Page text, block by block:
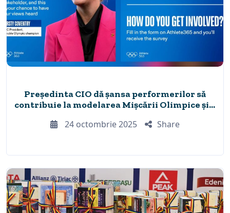
Președinta CIO dă șansa performerilor să
contribuie la modelarea Mișcării Olimpice și a
24 octombrie 2025 Share